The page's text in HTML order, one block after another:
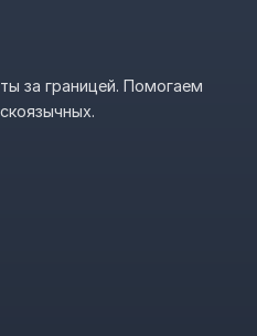
за границей. Помогаем